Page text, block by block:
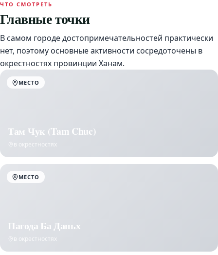
ЧТО СМОТРЕТЬ
Главные точки
В самом городе достопримечательностей практически
нет, поэтому основные активности сосредоточены в
окрестностях провинции Ханам.
МЕСТО
Там Чук (Tam Chuc)
в окрестностях
МЕСТО
Пагода Ба Даньх
в окрестностях